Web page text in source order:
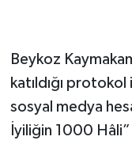
Beykoz
katıldığı
sosyal medya
İyiliğin 1000